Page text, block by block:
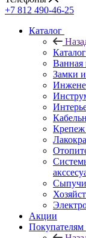
+7 812 490-46-25
Каталог
Каталог
Ванная
Замки
Крепеж
Акции
Покупателям